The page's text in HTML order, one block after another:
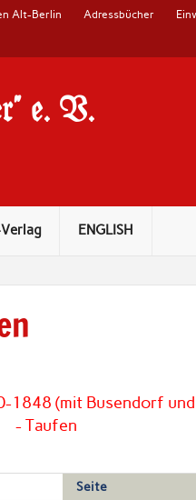
Alt-Berlin Adressbücher
e. V.
ENGLISH
1848 (mit Busendorf
- Taufen
Seite